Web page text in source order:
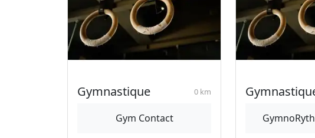
Gymnastique 0 km
Gym Contact